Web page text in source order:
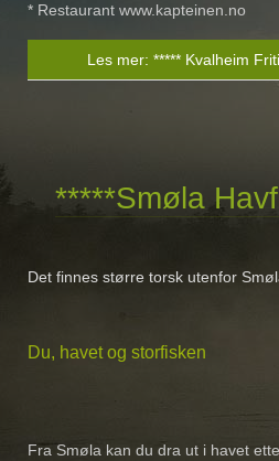
* Restaurant www.kapteinen.no
Les mer: ***** Kvalheim
*****Smøla
Det finnes større torsk utenfor
Du, havet og storfisken
Fra Smøla kan du dra ut i havet